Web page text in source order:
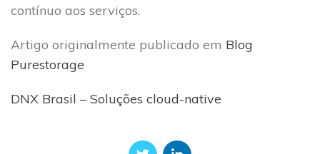
contínuo aos serviços.
Artigo originalmente publicado em Blog
Purestorage
DNX Brasil – Soluções cloud-native